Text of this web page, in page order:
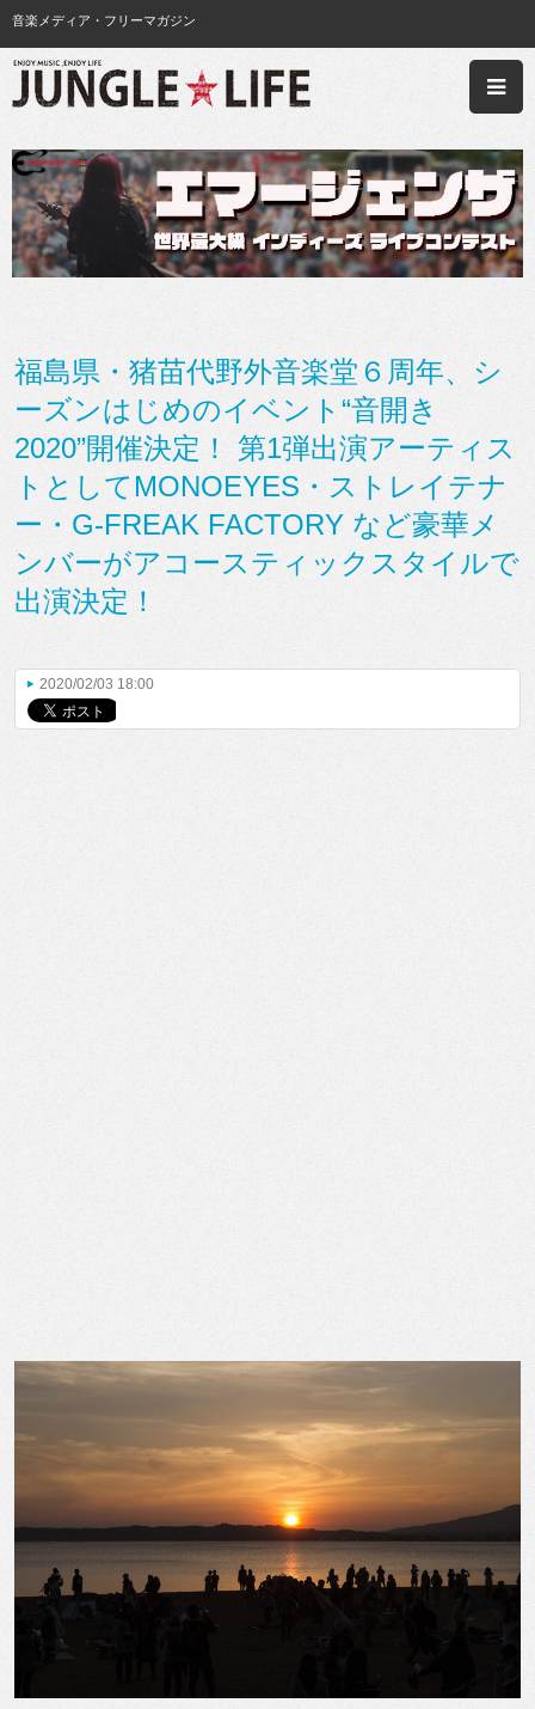
音楽メディア・フリーマガジン
福島県・猪苗代野外音楽堂６周年、シ
ーズンはじめのイベント“音開き
2020”開催決定！ 第1弾出演アーティス
トとしてMONOEYES・ストレイテナ
ー・G-FREAK FACTORY など豪華メ
ンバーがアコースティックスタイルで
出演決定！
2020/02/03 18:00